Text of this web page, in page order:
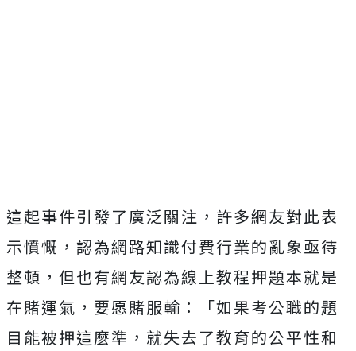
這起事件引發了廣泛關注，許多網友對此表
示憤慨，認為網路知識付費行業的亂象亟待
整頓，但也有網友認為線上教程押題本就是
在賭運氣，要愿賭服輸：
「如果考公職的題
目能被押這麼準，就失去了教育的公平性和